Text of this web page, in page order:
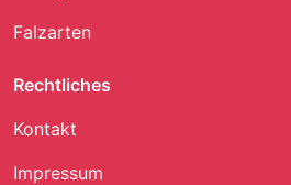
Falzarten
Rechtliches
Kontakt
Impressum